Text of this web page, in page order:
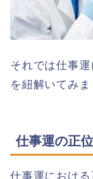
それでは仕事
を紐解いてみま
仕事運の正
仕事運におけ